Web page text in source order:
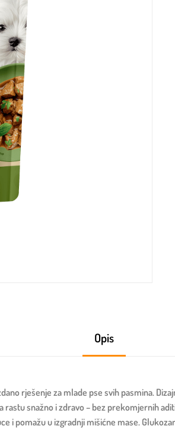
Opis
rješenje za mlade pse svih pasmina.
snažno i zdravo – bez prekomjernih
i pomažu u izgradnji mišićne mase.